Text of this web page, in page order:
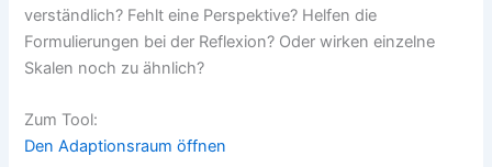
verständlich? Fehlt eine Perspektive? Helfen die
Formulierungen bei der Reflexion? Oder wirken einzelne
Skalen noch zu ähnlich?
Zum Tool:
Den Adaptionsraum öffnen